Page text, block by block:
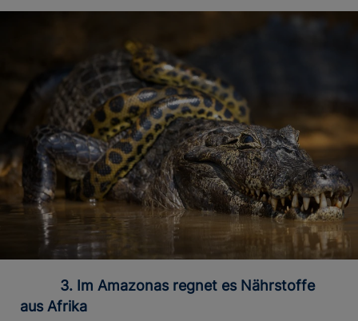
3. Im Amazonas regnet es Nährstoffe
aus Afrika